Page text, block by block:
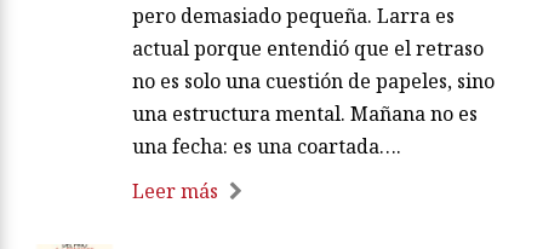
pero demasiado pequeña. Larra es
actual porque entendió que el retraso
no es solo una cuestión de papeles, sino
una estructura mental. Mañana no es
una fecha: es una coartada….
Leer más